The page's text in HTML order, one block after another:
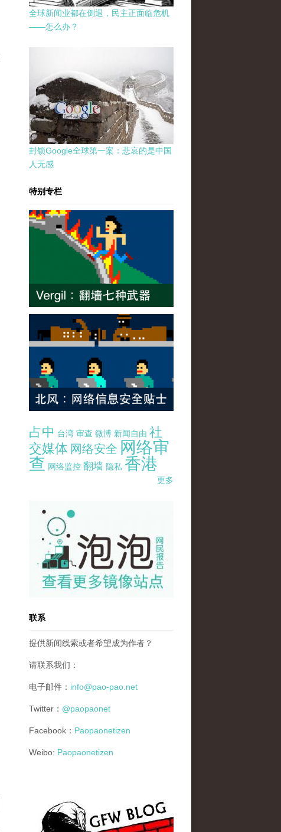
全球新闻业都在倒退，民主正面临危机
——怎么办？
封锁Google全球第一案：悲哀的是中国
人无感
特别专栏
占中 台湾 审查 微博 新闻自由 社
交媒体 网络安全 网络审
查 网络监控 翻墙 隐私 香港
更多
pao-pao-banner-mirror-site-120814.jpg
联系
提供新闻线索或者希望成为作者？
请联系我们：
电子邮件： info@pao-pao.net
Twitter： @paopaonet
Facebook： Paopaonetizen
Weibo: Paopaonetizen
gfw_blog_small.jpg